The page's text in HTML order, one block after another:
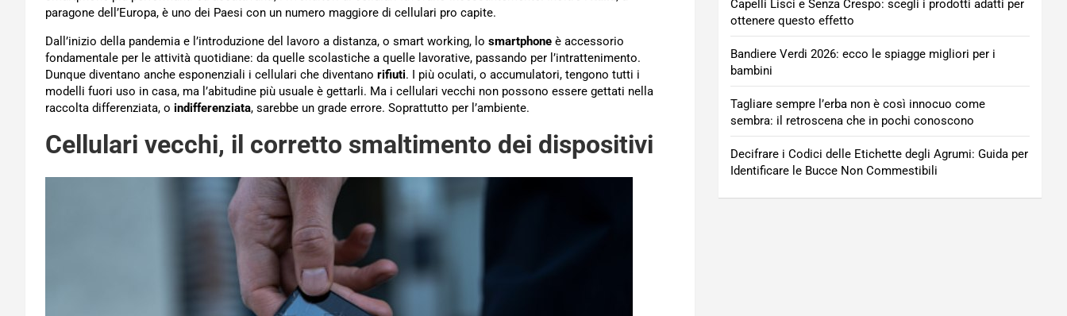
paragone dell’Europa, è uno dei Paesi con un numero maggiore di cellulari pro capite.
Dall’inizio della pandemia e l’introduzione del lavoro a distanza, o smart working, lo smartphone è accessorio
fondamentale per le attività quotidiane: da quelle scolastiche a quelle lavorative, passando per l’intrattenimento.
Dunque diventano anche esponenziali i cellulari che diventano rifiuti. I più oculati, o accumulatori, tengono tutti i
modelli fuori uso in casa, ma l’abitudine più usuale è gettarli. Ma i cellulari vecchi non possono essere gettati nella
raccolta differenziata, o indifferenziata, sarebbe un grade errore. Soprattutto per l’ambiente.
Cellulari vecchi, il corretto smaltimento dei dispositivi
Capelli Lisci e Senza Crespo: scegli i prodotti adatti per
ottenere questo effetto
Bandiere Verdi 2026: ecco le spiagge migliori per i
bambini
Tagliare sempre l’erba non è così innocuo come
sembra: il retroscena che in pochi conoscono
Decifrare i Codici delle Etichette degli Agrumi: Guida per
Identificare le Bucce Non Commestibili